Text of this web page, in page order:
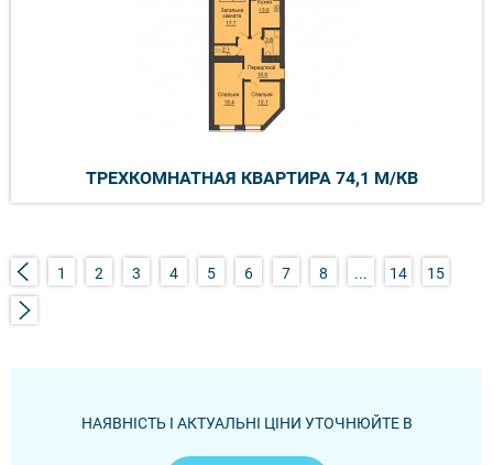
ТРЕХКОМНАТНАЯ КВАРТИРА 74,1 М/КВ
1 2 3 4 5 6 7 8 ... 14 15
НАЯВНІСТЬ І АКТУАЛЬНІ ЦІНИ УТОЧНЮЙТЕ В